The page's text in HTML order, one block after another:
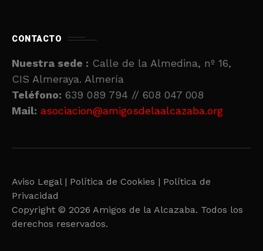
CONTACTO
Nuestra sede : Calle de la Almedina, nº 16,
CIS Almeraya. Almería
Teléfono: 639 089 794 // 608 047 008
Mail: asociacion@amigosdelaalcazaba.org
Aviso Legal | Política de Cookies | Política de
Privacidad
Copyright © 2026 Amigos de la Alcazaba. Todos los
derechos reservados.